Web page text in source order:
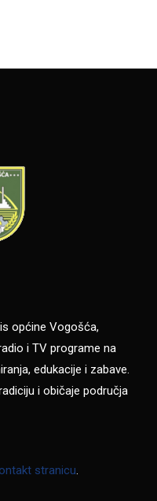
općine Vogošća,
i TV programe na
edukacije i zabave.
i običaje područja
stranicu.